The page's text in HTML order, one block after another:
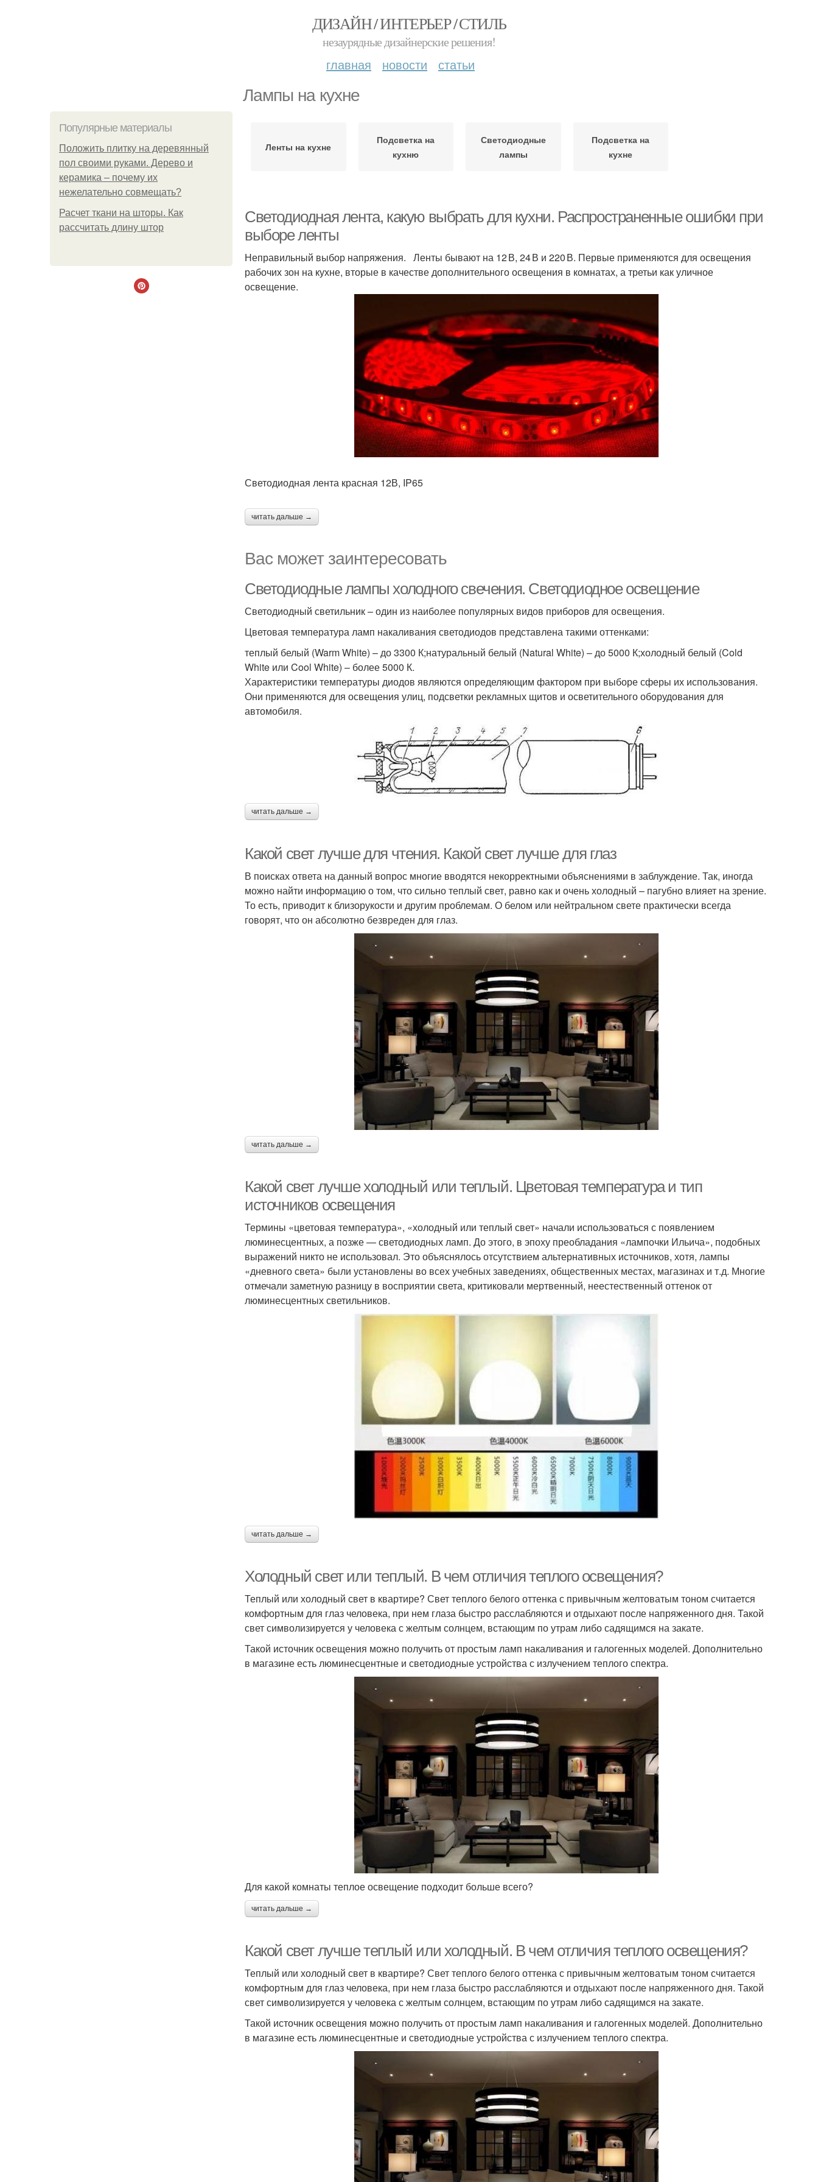
ДИЗАЙН / ИНТЕРЬЕР / СТИЛЬ
незаурядные дизайнерские решения!
главная новости статьи
Лампы на кухне
Популярные материалы
Положить плитку на деревянный
пол своими руками. Дерево и
керамика – почему их
нежелательно совмещать?
Расчет ткани на шторы. Как
рассчитать длину штор
Ленты на кухне
Подсветка на
кухню
Светодиодные
лампы
Подсветка на
кухне
Светодиодная лента, какую выбрать для кухни. Распространенные ошибки при
выборе ленты
Неправильный выбор напряжения. Ленты бывают на 12 В, 24 В и 220 В. Первые применяются для освещения
рабочих зон на кухне, вторые в качестве дополнительного освещения в комнатах, а третьи как уличное
освещение.
Светодиодная лента красная 12В, IP65
читать дальше →
Вас может заинтересовать
Светодиодные лампы холодного свечения. Светодиодное освещение
Светодиодный светильник – один из наиболее популярных видов приборов для освещения.
Цветовая температура ламп накаливания светодиодов представлена такими оттенками:
теплый белый (Warm White) – до 3300 К;натуральный белый (Natural White) – до 5000 К;холодный белый (Cold
White или Cool White) – более 5000 К.
Характеристики температуры диодов являются определяющим фактором при выборе сферы их использования.
Они применяются для освещения улиц, подсветки рекламных щитов и осветительного оборудования для
автомобиля.
читать дальше →
Какой свет лучше для чтения. Какой свет лучше для глаз
В поисках ответа на данный вопрос многие вводятся некорректными объяснениями в заблуждение. Так, иногда
можно найти информацию о том, что сильно теплый свет, равно как и очень холодный – пагубно влияет на зрение.
То есть, приводит к близорукости и другим проблемам. О белом или нейтральном свете практически всегда
говорят, что он абсолютно безвреден для глаз.
читать дальше →
Какой свет лучше холодный или теплый. Цветовая температура и тип
источников освещения
Термины «цветовая температура», «холодный или теплый свет» начали использоваться с появлением
люминесцентных, а позже — светодиодных ламп. До этого, в эпоху преобладания «лампочки Ильича», подобных
выражений никто не использовал. Это объяснялось отсутствием альтернативных источников, хотя, лампы
«дневного света» были установлены во всех учебных заведениях, общественных местах, магазинах и т.д. Многие
отмечали заметную разницу в восприятии света, критиковали мертвенный, неестественный оттенок от
люминесцентных светильников.
читать дальше →
Холодный свет или теплый. В чем отличия теплого освещения?
Теплый или холодный свет в квартире? Свет теплого белого оттенка с привычным желтоватым тоном считается
комфортным для глаз человека, при нем глаза быстро расслабляются и отдыхают после напряженного дня. Такой
свет символизируется у человека с желтым солнцем, встающим по утрам либо садящимся на закате.
Такой источник освещения можно получить от простым ламп накаливания и галогенных моделей. Дополнительно
в магазине есть люминесцентные и светодиодные устройства с излучением теплого спектра.
Для какой комнаты теплое освещение подходит больше всего?
читать дальше →
Какой свет лучше теплый или холодный. В чем отличия теплого освещения?
Теплый или холодный свет в квартире? Свет теплого белого оттенка с привычным желтоватым тоном считается
комфортным для глаз человека, при нем глаза быстро расслабляются и отдыхают после напряженного дня. Такой
свет символизируется у человека с желтым солнцем, встающим по утрам либо садящимся на закате.
Такой источник освещения можно получить от простым ламп накаливания и галогенных моделей. Дополнительно
в магазине есть люминесцентные и светодиодные устройства с излучением теплого спектра.